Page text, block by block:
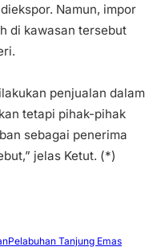
Namun, impor
di kawasan tersebut
penjualan dalam
tetapi pihak-pihak
sebagai penerima
jelas Ketut. (*)
Pelabuhan Tanjung Emas